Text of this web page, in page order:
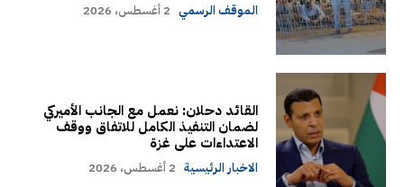
الموقف الرسمي 2 أغسطس، 2026
القائد دحلان: نعمل مع الجانب الأميركي
لضمان التنفيذ الكامل للاتفاق ووقف
الاعتداءات على غزة
الاخبار الرئيسية 2 أغسطس، 2026